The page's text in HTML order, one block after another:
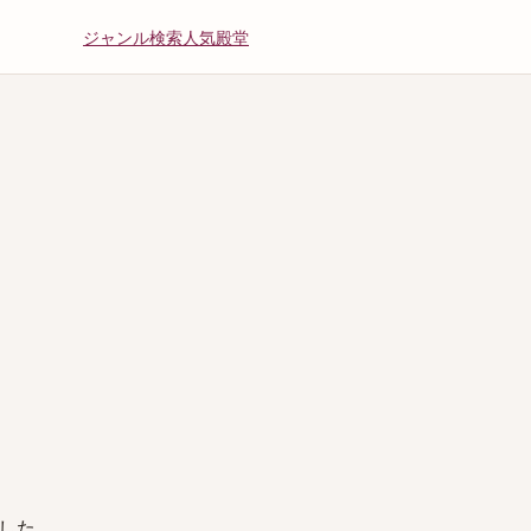
ジャンル検索人気殿堂